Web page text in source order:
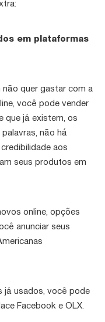
em plataformas
não quer gastar com a
você pode vender
que já existem, os
não há
aos
seus produtos em
online, opções
anunciar seus
já usados, você pode
Facebook e OLX.